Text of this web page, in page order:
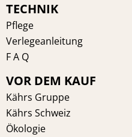
TECHNIK
Pflege
Verlegeanleitung
F A Q
VOR DEM KAUF
Kährs Gruppe
Kährs Schweiz
Ökologie